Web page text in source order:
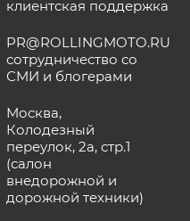
клиентская поддержка
PR@ROLLINGMOTO.RU
сотрудничество со
СМИ и блогерами
Москва,
Колодезный
переулок, 2а, стр.1
(салон
внедорожной и
дорожной техники)